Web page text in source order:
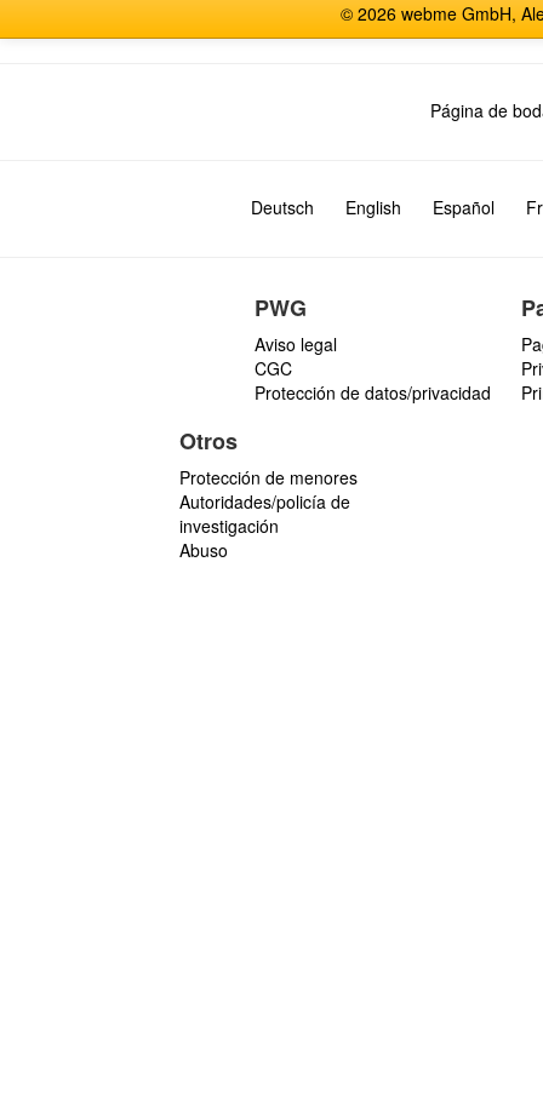
© 2026 webme GmbH,
Página de
Deutsch English Español
PWG
Aviso legal
CGC
Protección de datos/privacidad
Otros
Protección de menores
Autoridades/policía de
investigación
Abuso